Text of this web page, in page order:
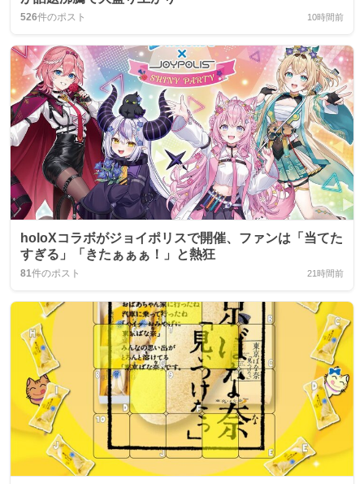
526件のポスト 10時間前
holoXコラボがジョイポリスで開催、ファンは「当てた
すぎる」「きたぁぁぁ！」と熱狂
81件のポスト 21時間前